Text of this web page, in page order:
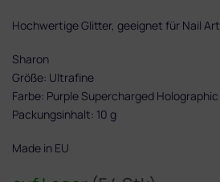
Hochwertige Glitter, geeignet für Nail Art.
Sharon
Größe: Ultrafine
Farbe: Purple Supercharged Holographic
Packungsinhalt: 10 g
Made in EU